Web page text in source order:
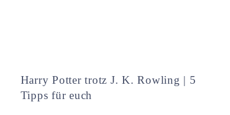
Harry Potter trotz J. K. Rowling | 5
Tipps für euch